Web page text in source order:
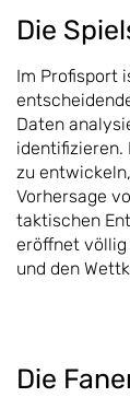
Die
Im Profisport
Daten
identifizieren.
zu
Vorhersage
taktischen
eröffnet völlig
und den
Die